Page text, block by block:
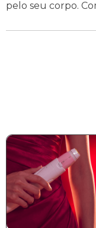
pelo seu corpo.